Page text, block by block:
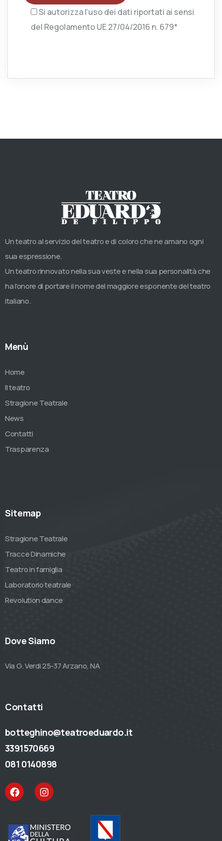
Si autorizza l’uso dei dati riportati ai sensi
del Regolamento UE 27/04/2016 n. 679*
Un teatro al servizio del teatro e di coloro che ne amano ogni
sua espressione.
Un teatro rinnovato nella sua veste e nella sua personalità che
ha l’onore di portare il nome del maggiore esponente del teatro
italiano.
Menù
Home
Il teatro
Stragione Teatrale
News
Contatti
Trasparenza
Sitemap
Stragione Teatrale
Tracce Dinamiche
Teatro in famiglia
Laboratorio teatrale
Revolution dance
Dove Siamo
Via G. Verdi 25-37 Arzano, NA
Contatti
botteghino@teatroeduardo.it
3391570669
081 0140898